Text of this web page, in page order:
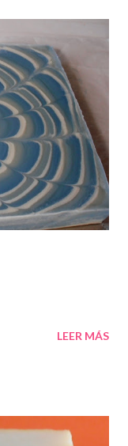
LEER MÁS